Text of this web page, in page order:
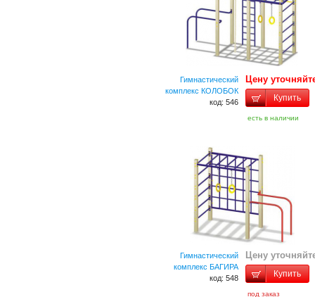
Гимнастический
комплекс КОЛОБОК
код: 546
Цену
Купить
есть в наличии
Гимнастический
комплекс БАГИРА
код: 548
Цену
Купить
под заказ